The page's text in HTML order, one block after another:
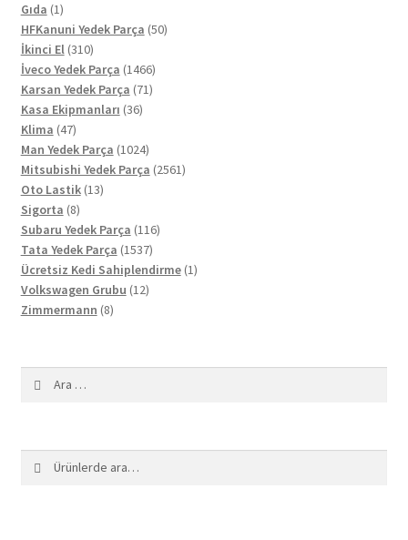
Gıda 11
ürün
HFKanuni Yedek Parça 5050
İkinci El 310310
ürün
İveco Yedek Parça 14661466
ürün
Karsan Yedek Parça 7171
Kasa Ekipmanları 3636
Klima 4747
ürün
Man Yedek Parça 10241024
ürün
Mitsubishi Yedek Parça 25612561
Oto Lastik 1313
Sigorta 88
ürün
Subaru Yedek Parça 116116
Tata Yedek Parça 15371537
ürün
Ücretsiz Kedi Sahiplendirme 11
Volkswagen Grubu 1212
Zimmermann 88